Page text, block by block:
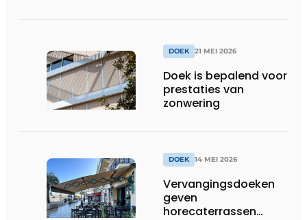
DOEK 21 MEI 2026
Doek is bepalend voor
prestaties van
zonwering
DOEK 14 MEI 2026
Vervangingsdoeken
geven
horecaterrassen